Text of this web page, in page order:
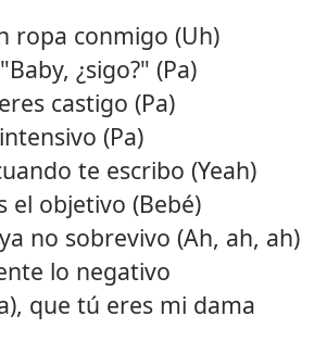
ropa conmigo (Uh)
¿sigo?" (Pa)
castigo (Pa)
(Pa)
te escribo (Yeah)
el objetivo (Bebé)
no sobrevivo (Ah, ah, ah)
lo negativo
que tú eres mi dama